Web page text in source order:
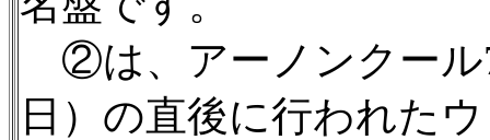
②は、アーノンクール
日）の直後に行われた